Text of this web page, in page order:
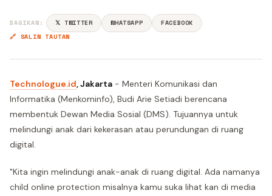
BAGIKAN: 𝕏 TWITTER WHATSAPP
FACEBOOK
🔗 SALIN TAUTAN
Technologue.id, Jakarta - Menteri Komunikasi dan
Informatika (Menkominfo), Budi Arie Setiadi berencana
membentuk Dewan Media Sosial (DMS). Tujuannya untuk
melindungi anak dari kekerasan atau perundungan di ruang
digital.
"Kita ingin melindungi anak-anak di ruang digital. Ada namanya
child online protection misalnya kamu suka lihat kan di media